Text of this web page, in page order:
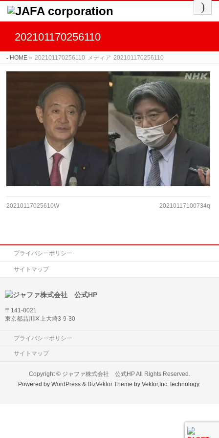
202101170256110
HOME » 202101170256110 メディア 202101170256110
20210117025610W 20210117100734q
プライバシーポリシー
サイトマップ
〒141-0021
東京都品川区上大崎3-9-30
プライバシーポリシー
サイトマップ
Copyright © ジャファ株式会社 公式HPAll Rights Reserved.
Powered byWordPress & BizVektor Theme byVektor,Inc. technology.